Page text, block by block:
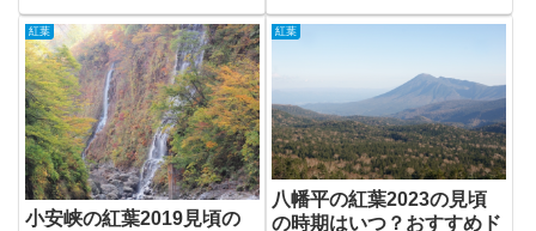
紅葉
小安峡の紅葉2019見頃の
紅葉
八幡平の紅葉2023の見頃
の時期はいつ？おすすめド